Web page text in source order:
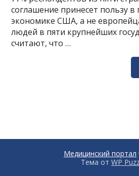
соглашение принесет пользу
экономике США, а не
людей в пяти крупнейших
считают, что …
Медицинский портал
Тема от WP